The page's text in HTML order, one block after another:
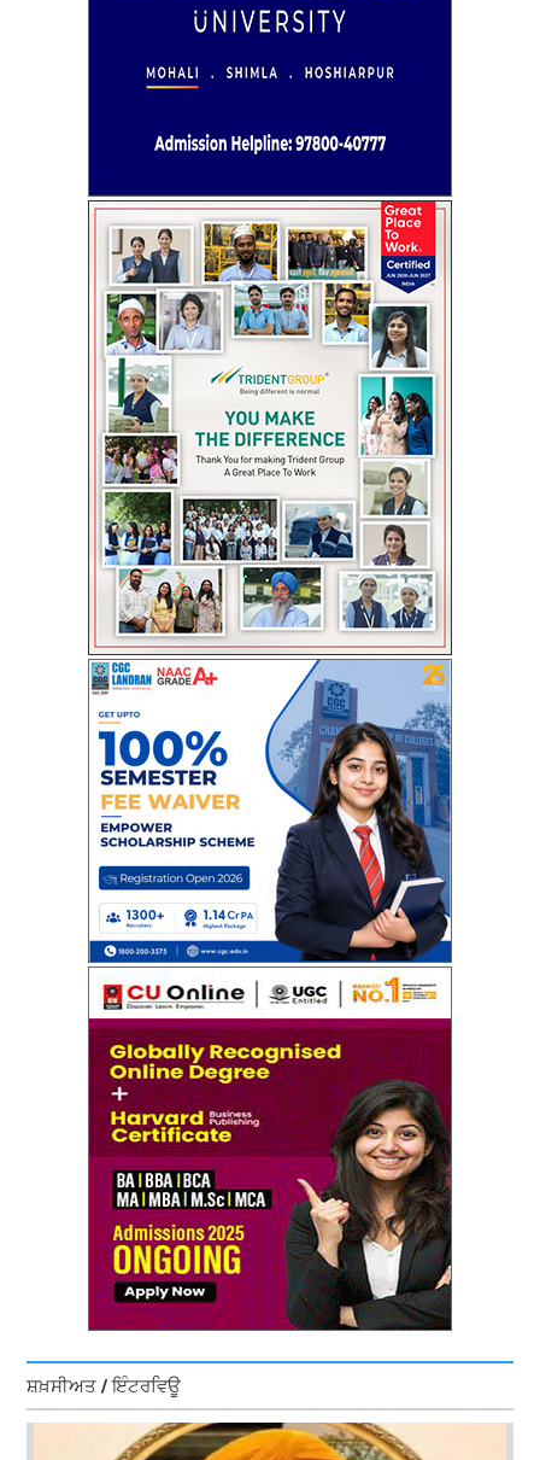
ਸ਼ਖ਼ਸੀਅਤ / ਇੰਟਰਵਿਊ